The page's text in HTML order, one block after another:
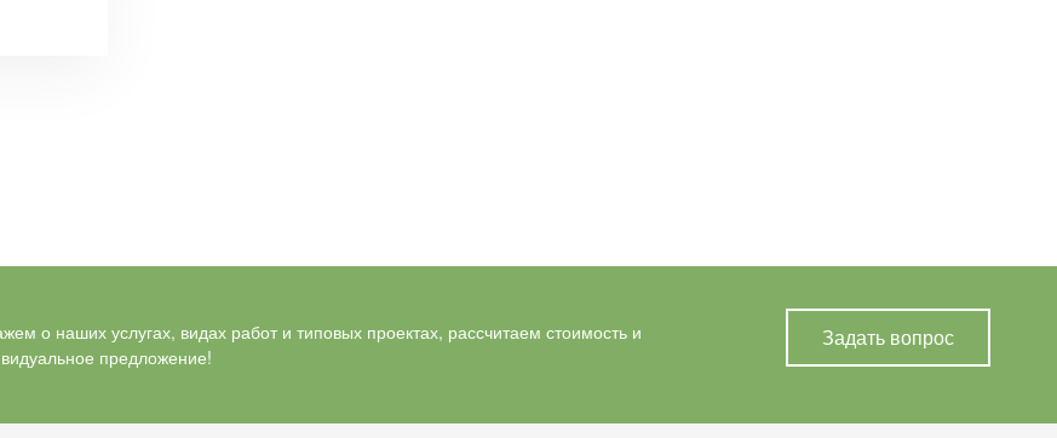
о наших услугах, видах работ и типовых проектах, рассчитаем стоимость и
предложение!
Задать вопрос